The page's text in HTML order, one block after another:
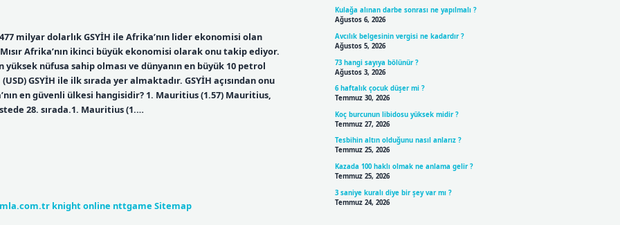
milyar dolarlık GSYİH ile Afrika’nın lider ekonomisi olan
Afrika’nın ikinci büyük ekonomisi olarak onu takip ediyor.
nüfusa sahip olması ve dünyanın en büyük 10 petrol
GSYİH ile ilk sırada yer almaktadır. GSYİH açısından onu
en güvenli ülkesi hangisidir? 1. Mauritius (1.57) Mauritius,
28. sırada.1. Mauritius (1.…
knight online nttgame Sitemap
Kulağa alınan darbe sonrası ne yapılmalı ?
Ağustos 6, 2026
Avcılık belgesinin vergisi ne kadardır ?
Ağustos 5, 2026
73 hangi sayıya bölünür ?
Ağustos 3, 2026
6 haftalık çocuk düşer mi ?
Temmuz 30, 2026
Koç burcunun libidosu yüksek midir ?
Temmuz 27, 2026
Tesbihin altın olduğunu nasıl anlarız ?
Temmuz 25, 2026
Kazada 100 haklı olmak ne anlama gelir ?
Temmuz 25, 2026
3 saniye kuralı diye bir şey var mı ?
Temmuz 24, 2026